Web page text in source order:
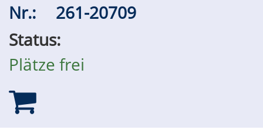
Nr.:
261-20709
Status:
Plätze frei